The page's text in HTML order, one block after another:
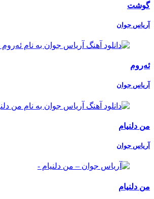
گوشت
آریاس جوان
ئەروم
آریاس جوان
من دلنیام
آریاس جوان
من دلنیام